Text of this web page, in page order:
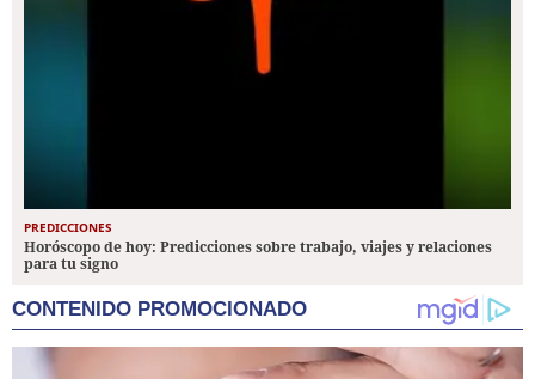
PREDICCIONES
Horóscopo de hoy: Predicciones sobre trabajo, viajes y relaciones
para tu signo
CONTENIDO PROMOCIONADO